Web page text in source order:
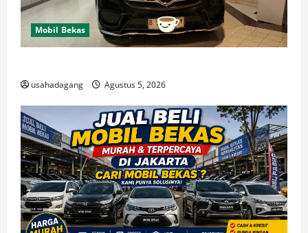
Mobil Bekas
usahadagang Agustus 5, 2026